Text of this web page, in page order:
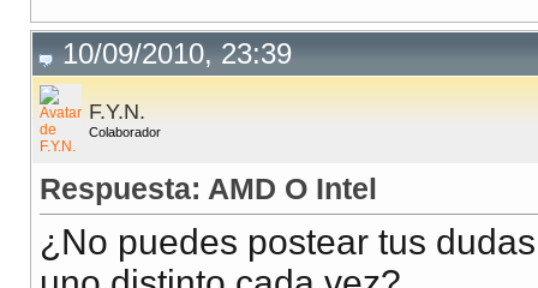
10/09/2010, 23:39
F.Y.N.
Colaborador
Respuesta: AMD O Intel
¿No puedes postear tus